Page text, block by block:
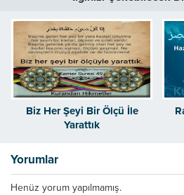
Biz Her Şeyi Bir Ölçü İle
Yarattık
Yorumlar
Henüz yorum yapılmamış.